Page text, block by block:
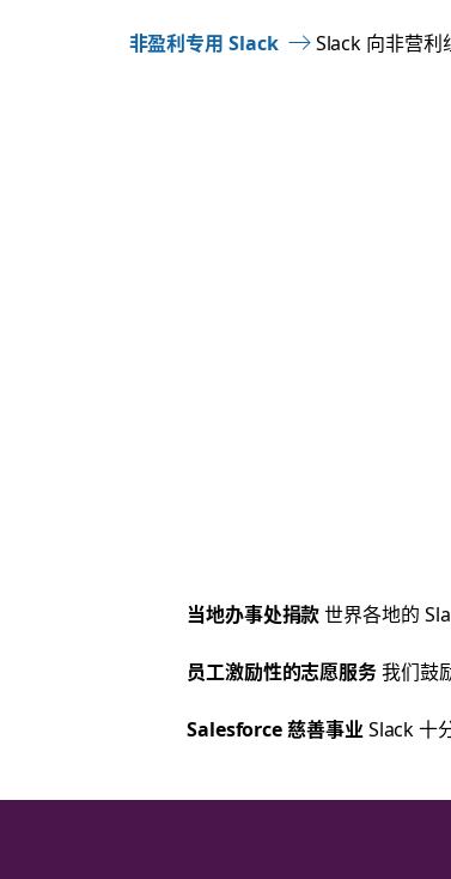
非盈利专用 Slack
Slack 向非营利
当地办事处捐款世界各地的
员工激励性的志愿服务我们鼓
Salesforce 慈善事业 Slack 十